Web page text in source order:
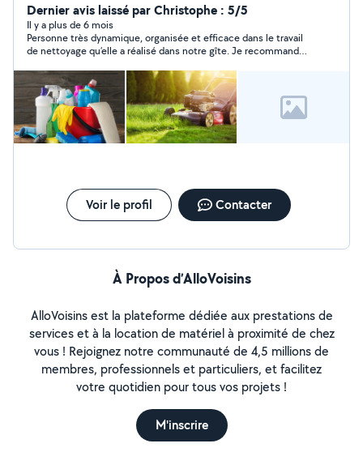
Dernier avis laissé par Christophe : 5/5
Il y a plus de 6 mois
Personne très dynamique, organisée et efficace dans le travail
de nettoyage qu’elle a réalisé dans notre gîte. Je recommande
Voir le profil Contacter
À Propos d’AlloVoisins
AlloVoisins est la plateforme dédiée aux prestations de
services et à la location de matériel à proximité de chez
vous ! Rejoignez notre communauté de 4,5 millions de
membres, professionnels et particuliers, et facilitez
votre quotidien pour tous vos projets !
M'inscrire